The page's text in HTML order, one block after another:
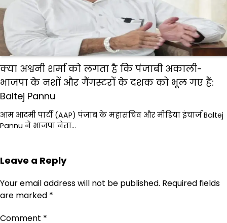
क्या अश्वनी शर्मा को लगता है कि पंजाबी अकाली-
भाजपा के नशों और गैंगस्टरों के दशक को भूल गए हैं:
Baltej Pannu
आम आदमी पार्टी (AAP) पंजाब के महासचिव और मीडिया इंचार्ज Baltej
Pannu ने भाजपा नेता…
Leave a Reply
Your email address will not be published. Required fields
are marked *
Comment *